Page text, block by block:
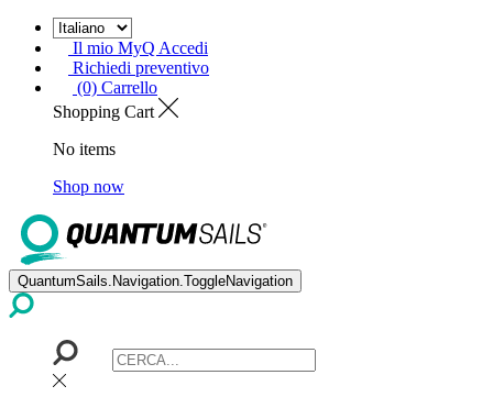
Il mio MyQ Accedi
Richiedi preventivo
(0) Carrello
Shopping Cart
No items
Shop now
QuantumSails.Navigation.ToggleNavigation